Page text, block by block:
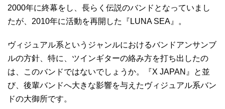
2000年に終幕をし、長らく伝説のバンドとなっていまし
たが、2010年に活動を再開した『LUNA SEA』。
ヴィジュアル系というジャンルにおけるバンドアンサンブ
ルの方針、特に、ツインギターの絡み方を打ち出したの
は、このバンドではないでしょうか。『X JAPAN』と並
び、後輩バンドへ大きな影響を与えたヴィジュアル系バン
ドの大御所です。